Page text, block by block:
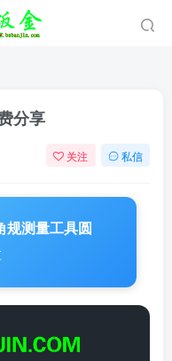
分享
关注 私信
规测量工具圆